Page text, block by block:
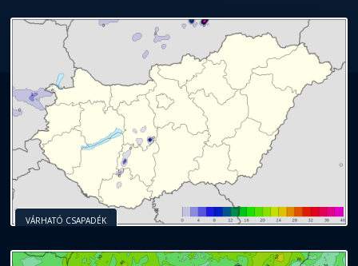
VÁRHATÓ CSAPADÉK